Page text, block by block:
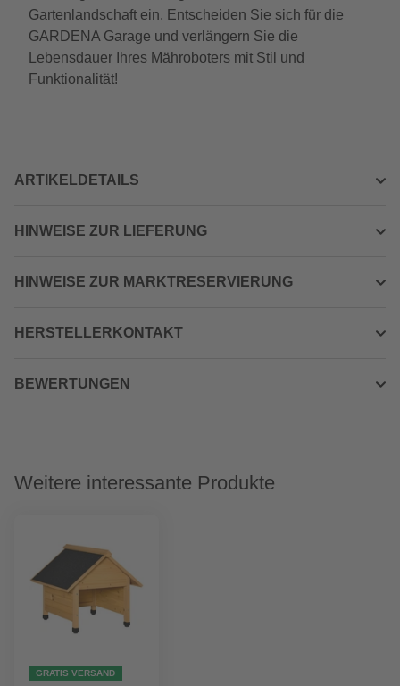
Gartenlandschaft ein. Entscheiden Sie sich für die
GARDENA Garage und verlängern Sie die
Lebensdauer Ihres Mähroboters mit Stil und
Funktionalität!
ARTIKELDETAILS
HINWEISE ZUR LIEFERUNG
HINWEISE ZUR MARKTRESERVIERUNG
HERSTELLERKONTAKT
BEWERTUNGEN
Weitere interessante Produkte
GRATIS VERSAND